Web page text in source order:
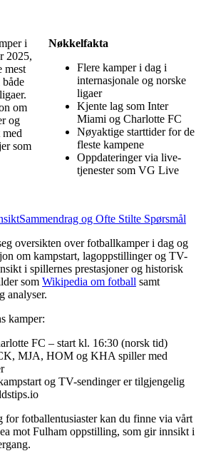
i
2025,
mest
om
og
som
Nøkkelfakta
Flere kamper i dag i
internasjonale og norske
ligaer
Kjente lag som Inter
Miami og Charlotte FC
Nøyaktige starttider for de
fleste kampene
Oppdateringer via live-
tjenester som VG Live
Sammendrag og Ofte Stilte Spørsmål
oversikten over fotballkamper i dag og
om kampstart, lagoppstillinger og TV-
i spillernes prestasjoner og historisk
som Wikipedia om fotball samt
analyser.
kamper:
FC – start kl. 16:30 (norsk tid)
MJA, HOM og KHA spiller med
og TV-sendinger er tilgjengelig
for fotballentusiaster kan du finne via vårt
mot Fulham oppstilling, som gir innsikt i